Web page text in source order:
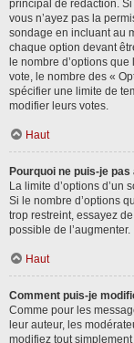
principal de rédaction.
vous n’ayez pas la
sondage en incluant au
chaque option devant
le nombre d’options
vote, le nombre des «
spécifier une limite de
modifier leurs votes.
Haut
Pourquoi ne puis-je
La limite d’options d’un
Si le nombre d’options
trop restreint, essayez
possible de l’augmenter.
Haut
Comment puis-je
Comme pour les
leur auteur, les
modifiez tout